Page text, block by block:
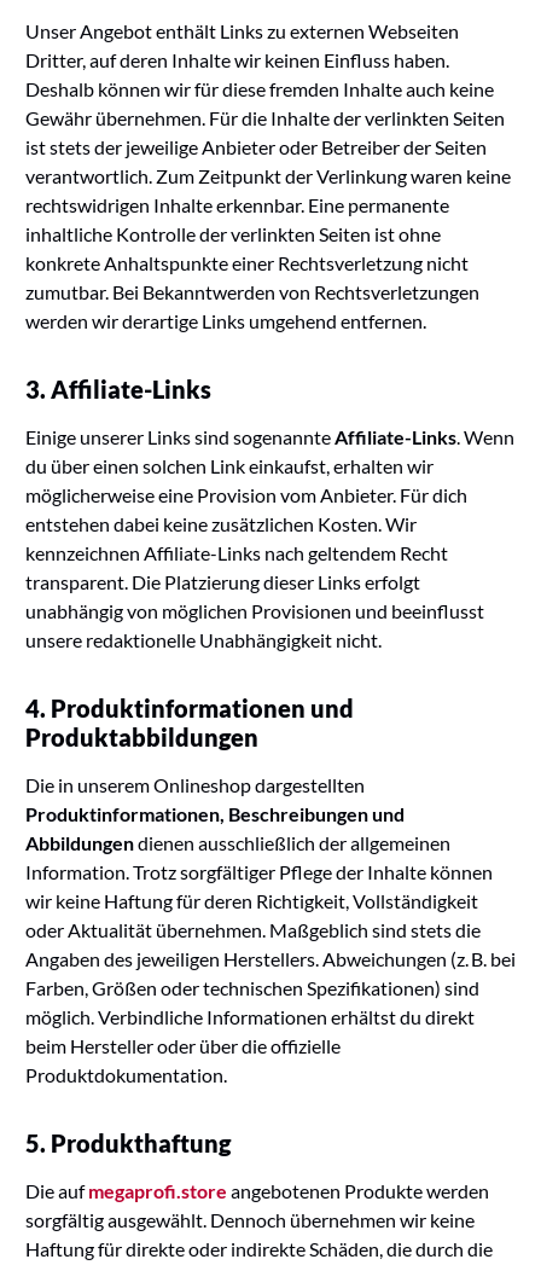
Unser Angebot enthält Links zu externen Webseiten
Dritter, auf deren Inhalte wir keinen Einfluss haben.
Deshalb können wir für diese fremden Inhalte auch keine
Gewähr übernehmen. Für die Inhalte der verlinkten Seiten
ist stets der jeweilige Anbieter oder Betreiber der Seiten
verantwortlich. Zum Zeitpunkt der Verlinkung waren keine
rechtswidrigen Inhalte erkennbar. Eine permanente
inhaltliche Kontrolle der verlinkten Seiten ist ohne
konkrete Anhaltspunkte einer Rechtsverletzung nicht
zumutbar. Bei Bekanntwerden von Rechtsverletzungen
werden wir derartige Links umgehend entfernen.
3. Affiliate-Links
Einige unserer Links sind sogenannteAffiliate-Links. Wenn
du über einen solchen Link einkaufst, erhalten wir
möglicherweise eine Provision vom Anbieter. Für dich
entstehen dabei keine zusätzlichen Kosten. Wir
kennzeichnen Affiliate-Links nach geltendem Recht
transparent. Die Platzierung dieser Links erfolgt
unabhängig von möglichen Provisionen und beeinflusst
unsere redaktionelle Unabhängigkeit nicht.
4. Produktinformationen und
Produktabbildungen
Die in unserem Onlineshop dargestellten
Produktinformationen, Beschreibungen und
Abbildungendienen ausschließlich der allgemeinen
Information. Trotz sorgfältiger Pflege der Inhalte können
wir keine Haftung für deren Richtigkeit, Vollständigkeit
oder Aktualität übernehmen. Maßgeblich sind stets die
Angaben des jeweiligen Herstellers. Abweichungen (z. B. bei
Farben, Größen oder technischen Spezifikationen) sind
möglich. Verbindliche Informationen erhältst du direkt
beim Hersteller oder über die offizielle
Produktdokumentation.
5. Produkthaftung
Die aufmegaprofi.store angebotenen Produkte werden
sorgfältig ausgewählt. Dennoch übernehmen wir keine
Haftung für direkte oder indirekte Schäden, die durch die